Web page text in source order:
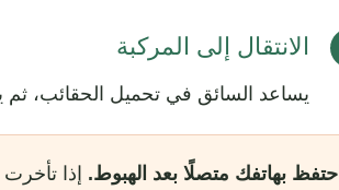
الانتقال إلى المركبة
يساعد السائق في تحميل الحقائب، ثم
احتفظ بهاتفك متصلًا بعد الهبوط. إذا